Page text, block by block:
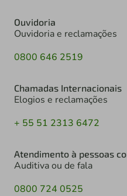
Ouvidoria
Ouvidoria e reclamações
0800 646 2519
Chamadas Internacionais
Elogios e reclamações
+ 55 51 2313 6472
Atendimento à pessoas
Auditiva ou de fala
0800 724 0525